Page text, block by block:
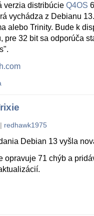
verzia distribúcie Q4OS
vychádza z Debianu
alebo Trinity. Bude k
pre 32 bit sa odporúča
| redhawk1975
Debian 13 vyšla
opravuje 71 chýb a